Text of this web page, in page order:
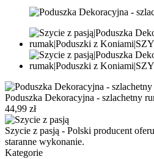
Poduszka Dekoracyjna - szlachetny
44,99 zł
Szycie z pasją - Polski producent
staranne wykonanie.
Kategorie